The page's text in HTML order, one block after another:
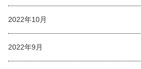
2022年10月
2022年9月